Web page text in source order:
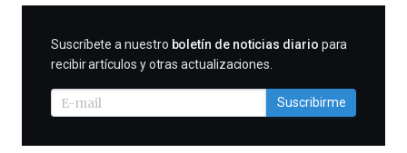
SUSCRIBIRME
Suscríbete a nuestro boletín de noticias diario para
recibir artículos y otras actualizaciones.
Suscribirme